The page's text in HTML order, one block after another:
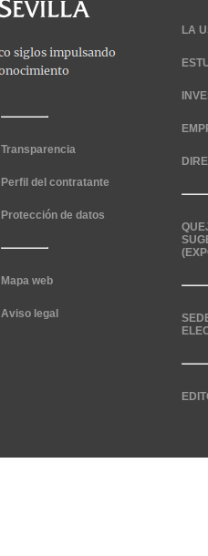
Transparencia
Perfil del contratante
Protección de datos
Mapa web
Aviso legal
LA